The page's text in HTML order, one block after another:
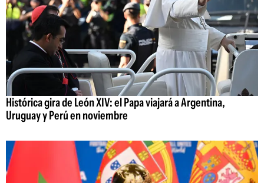
Histórica gira de León XIV: el Papa viajará a Argentina,
Uruguay y Perú en noviembre